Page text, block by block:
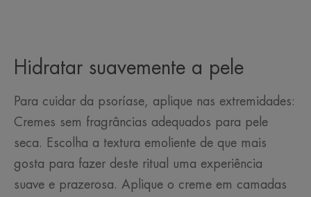
Hidratar suavemente a pele
Para cuidar da psoríase, aplique nas extremidades:
Cremes sem fragrâncias adequados para pele
seca. Escolha a textura emoliente de que mais
gosta para fazer deste ritual uma experiência
suave e prazerosa. Aplique o creme em camadas